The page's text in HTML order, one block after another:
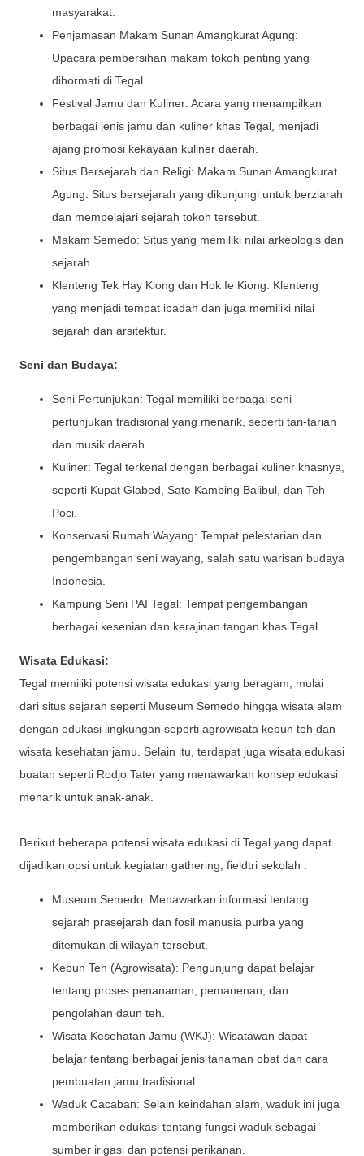
masyarakat.
Penjamasan Makam Sunan Amangkurat Agung:
Upacara pembersihan makam tokoh penting yang
dihormati di Tegal.
Festival Jamu dan Kuliner: Acara yang menampilkan
berbagai jenis jamu dan kuliner khas Tegal, menjadi
ajang promosi kekayaan kuliner daerah.
Situs Bersejarah dan Religi: Makam Sunan Amangkurat
Agung: Situs bersejarah yang dikunjungi untuk berziarah
dan mempelajari sejarah tokoh tersebut.
Makam Semedo: Situs yang memiliki nilai arkeologis dan
sejarah.
Klenteng Tek Hay Kiong dan Hok Ie Kiong: Klenteng
yang menjadi tempat ibadah dan juga memiliki nilai
sejarah dan arsitektur.
Seni dan Budaya:
Seni Pertunjukan: Tegal memiliki berbagai seni
pertunjukan tradisional yang menarik, seperti tari-tarian
dan musik daerah.
Kuliner: Tegal terkenal dengan berbagai kuliner khasnya,
seperti Kupat Glabed, Sate Kambing Balibul, dan Teh
Poci.
Konservasi Rumah Wayang: Tempat pelestarian dan
pengembangan seni wayang, salah satu warisan budaya
Indonesia.
Kampung Seni PAI Tegal: Tempat pengembangan
berbagai kesenian dan kerajinan tangan khas Tegal
Wisata Edukasi:
Tegal memiliki potensi wisata edukasi yang beragam, mulai
dari situs sejarah seperti Museum Semedo hingga wisata alam
dengan edukasi lingkungan seperti agrowisata kebun teh dan
wisata kesehatan jamu. Selain itu, terdapat juga wisata edukasi
buatan seperti Rodjo Tater yang menawarkan konsep edukasi
menarik untuk anak-anak.
Berikut beberapa potensi wisata edukasi di Tegal yang dapat
dijadikan opsi untuk kegiatan gathering, fieldtri sekolah :
Museum Semedo: Menawarkan informasi tentang
sejarah prasejarah dan fosil manusia purba yang
ditemukan di wilayah tersebut.
Kebun Teh (Agrowisata): Pengunjung dapat belajar
tentang proses penanaman, pemanenan, dan
pengolahan daun teh.
Wisata Kesehatan Jamu (WKJ): Wisatawan dapat
belajar tentang berbagai jenis tanaman obat dan cara
pembuatan jamu tradisional.
Waduk Cacaban: Selain keindahan alam, waduk ini juga
memberikan edukasi tentang fungsi waduk sebagai
sumber irigasi dan potensi perikanan.